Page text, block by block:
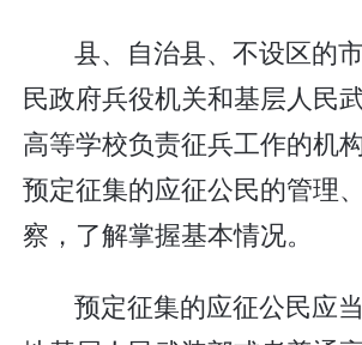
县、自治县、不设区的
民政府兵役机关和基层人民
高等学校负责征兵工作的机
预定征集的应征公民的管理
察，了解掌握基本情况。
预定征集的应征公民应